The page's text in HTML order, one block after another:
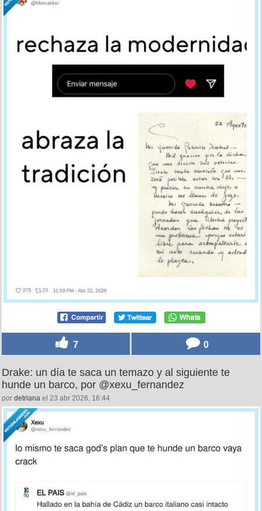
7 0
Drake: un día te saca un temazo y al siguiente te
hunde un barco, por @xexu_fernandez
por detriana el 23 abr 2026, 16:44